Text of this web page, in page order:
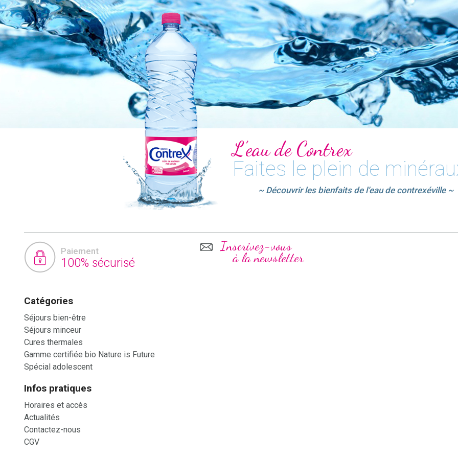
L’eau de Contrex
Faites le plein de
~ Découvrir les bienfaits de l’eau de contrexéville ~
Paiement
100% sécurisé
Inscrivez-vous
à la newsletter
Catégories
Séjours bien-être
Séjours minceur
Cures thermales
Gamme certifiée bio Nature is Future
Spécial adolescent
Infos pratiques
Horaires et accès
Actualités
Contactez-nous
CGV